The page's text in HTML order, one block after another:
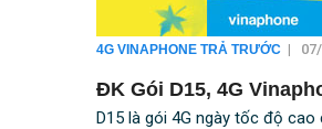
4G VINAPHONE TRẢ TRƯỚC |
ĐK Gói D15, 4G
D15 là gói 4G ngày tốc độ